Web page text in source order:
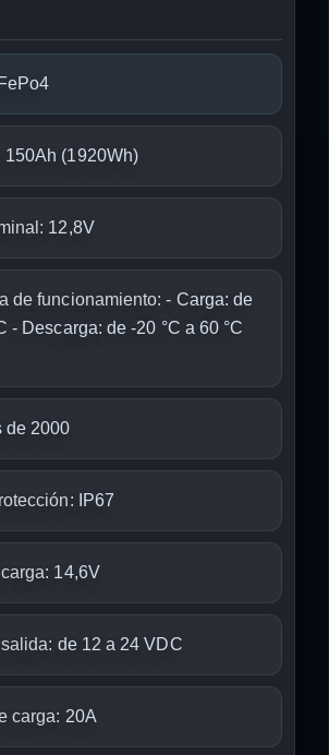
150Ah (1920Wh)
12,8V
de funcionamiento: - Carga: de
- Descarga: de -20 °C a 60 °C
de 2000
IP67
14,6V
de 12 a 24 VDC
carga: 20A